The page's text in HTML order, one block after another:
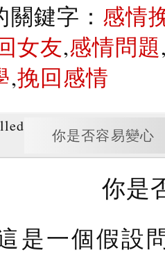
鍵字： 感情
女友,感情問題
,挽回感情
你是否容易變心
你是
是一個假設